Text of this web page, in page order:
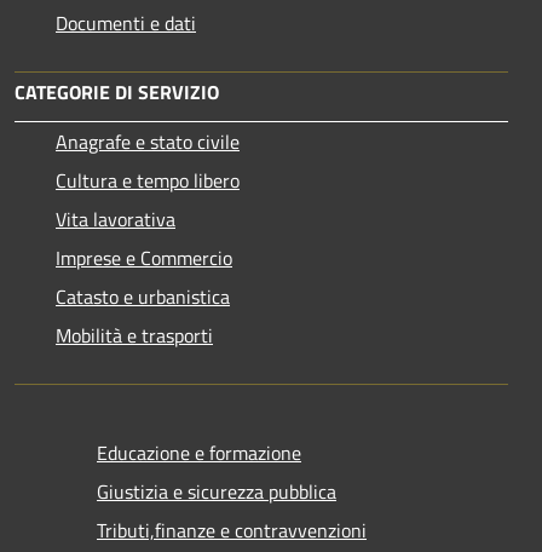
Documenti e dati
CATEGORIE DI SERVIZIO
Anagrafe e stato civile
Cultura e tempo libero
Vita lavorativa
Imprese e Commercio
Catasto e urbanistica
Mobilità e trasporti
Educazione e formazione
Giustizia e sicurezza pubblica
Tributi,finanze e contravvenzioni